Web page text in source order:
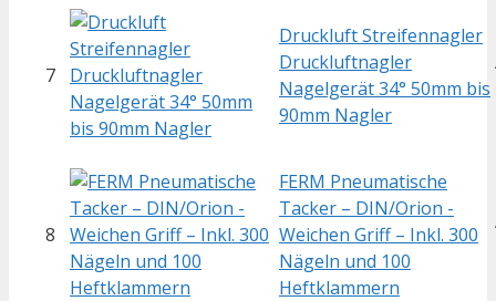
7
Druckluft Streifennagler
Druckluftnagler
Nagelgerät 34° 50mm bis
90mm Nagler
8
FERM Pneumatische
Tacker – DIN/Orion -
Weichen Griff – Inkl. 300
Nägeln und 100
Heftklammern